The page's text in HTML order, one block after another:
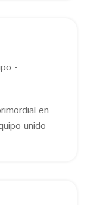
en
unido